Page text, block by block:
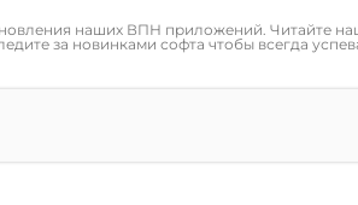
наших ВПН приложений. Читайте
за новинками софта чтобы всегда